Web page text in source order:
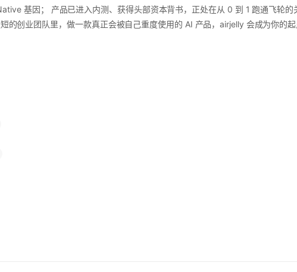
基因； 产品已进入内测、获得头部资本背书，正处在从 0 到 1 跑通飞轮的
的创业团队里，做一款真正会被自己重度使用的 AI 产品，airjelly 会成为你的起